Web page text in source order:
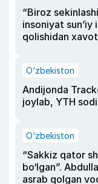
“Biroz
insoniyat
qolishidan
O‘zbekiston
Andijonda
joylab, YTH
O‘zbekiston
“Sakkiz qator
bo‘lgan”.
asrab qolgan